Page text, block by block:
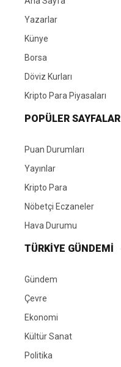
Yazarlar
Künye
Borsa
Döviz Kurları
Kripto Para Piyasaları
POPÜLER SAYFALAR
Puan Durumları
Yayınlar
Kripto Para
Nöbetçi Eczaneler
Hava Durumu
TÜRKIYE GÜNDEMI
Gündem
Çevre
Ekonomi
Kültür Sanat
Politika